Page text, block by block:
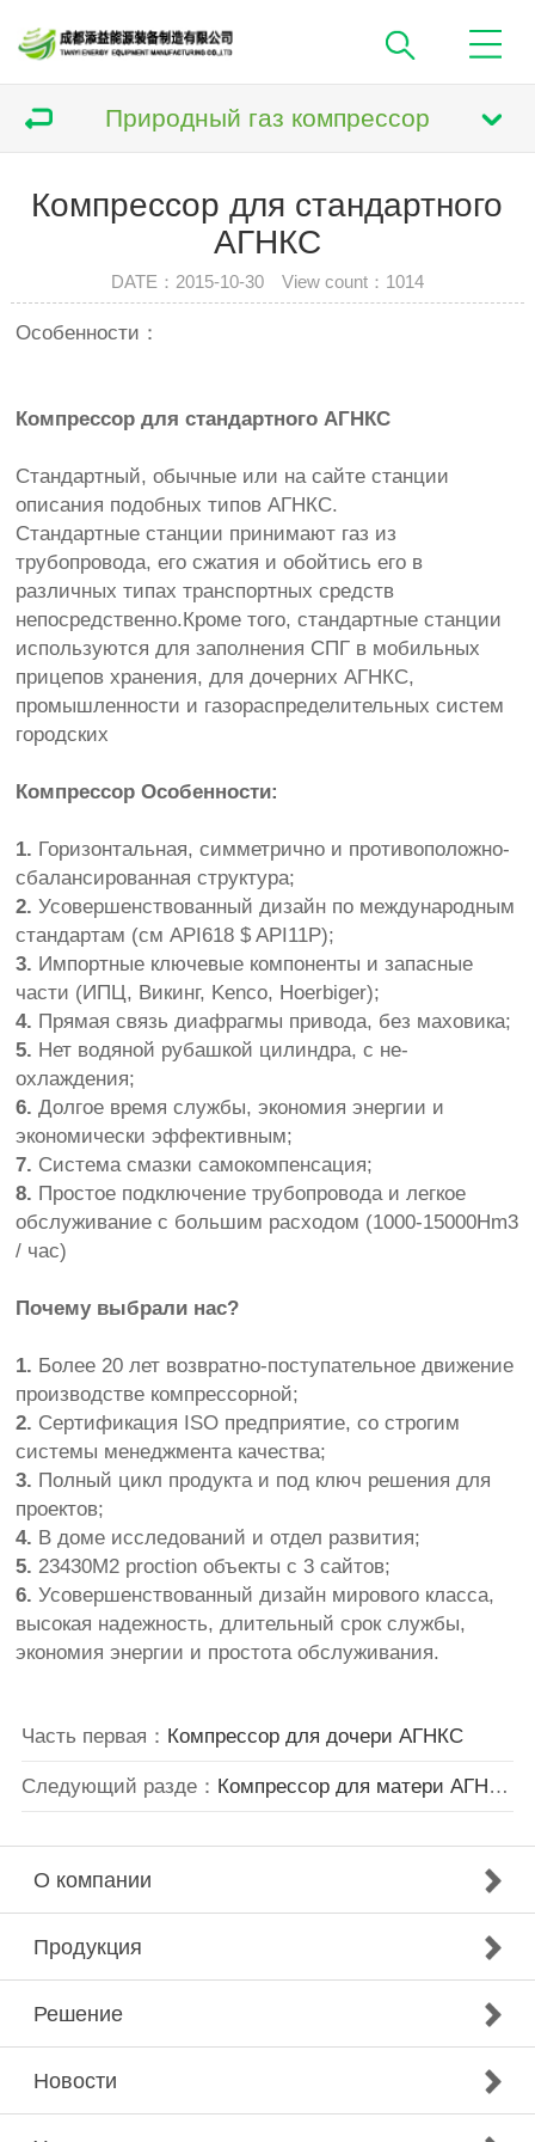
Природный газ компрессор
Компрессор для стандартного
АГНКС
DATE：2015-10-30 View count： 1014
Особенности：
Компрессор для стандартного АГНКС
Стандартный, обычные или на сайте станции
описания подобных типов АГНКС.
Стандартные станции принимают газ из
трубопровода, его сжатия и обойтись его в
различных типах транспортных средств
непосредственно. Кроме того, стандартные станции
используются для заполнения СПГ в мобильных
прицепов хранения, для дочерних АГНКС,
промышленности и газораспределительных систем
городских
Компрессор Особенности:
1. Горизонтальная, симметрично и противоположно-
сбалансированная структура;
2. Усовершенствованный дизайн по международным
стандартам (см API618 $ API11P);
3. Импортные ключевые компоненты и запасные
части (ИПЦ, Викинг, Kenco, Hoerbiger);
4. Прямая связь диафрагмы привода, без маховика;
5. Нет водяной рубашкой цилиндра, с не-
охлаждения;
6. Долгое время службы, экономия энергии и
экономически эффективным;
7. Система смазки самокомпенсация;
8. Простое подключение трубопровода и легкое
обслуживание с большим расходом (1000-15000Hm3
/ час)
Почему выбрали нас?
1. Более 20 лет возвратно-поступательное движение
производстве компрессорной;
2. Сертификация ISO предприятие, со строгим
системы менеджмента качества;
3. Полный цикл продукта и под ключ решения для
проектов;
4. В доме исследований и отдел развития;
5. 23430M2 proction объекты с 3 сайтов;
6. Усовершенствованный дизайн мирового класса,
высокая надежность, длительный срок службы,
экономия энергии и простота обслуживания.
Часть первая： Компрессор для дочери АГНКС
Следующий разде： Компрессор для матери АГНКС
О компании
Продукция
Решение
Новости